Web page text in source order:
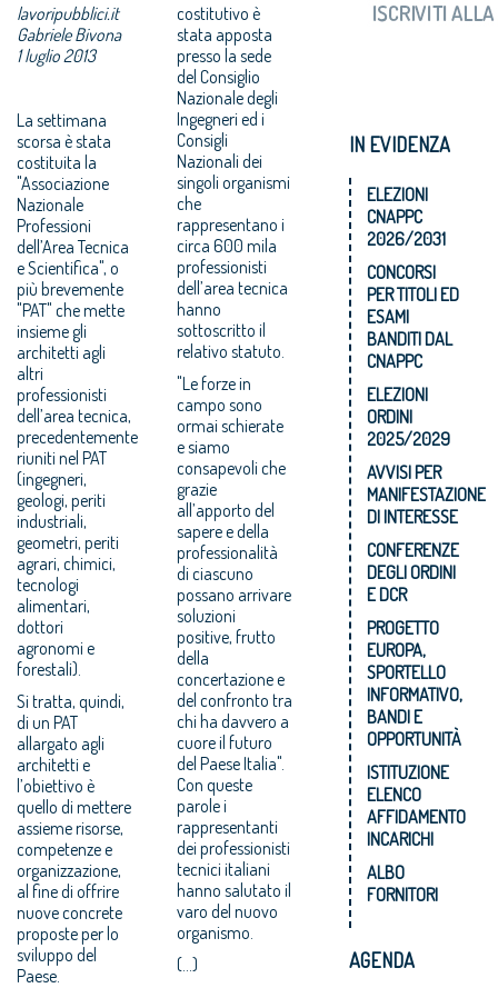
lavoripubblici.it
Gabriele Bivona
1 luglio 2013
La settimana
scorsa è stata
costituita la
"Associazione
Nazionale
Professioni
dell’Area Tecnica
e Scientifica", o
più brevemente
"PAT" che mette
insieme gli
architetti agli
altri
professionisti
dell’area tecnica,
precedentemente
riuniti nel PAT
(ingegneri,
geologi, periti
industriali,
geometri, periti
agrari, chimici,
tecnologi
alimentari,
dottori
agronomi e
forestali).
Si tratta, quindi,
di un PAT
allargato agli
architetti e
l’obiettivo è
quello di mettere
assieme risorse,
competenze e
organizzazione,
al fine di offrire
nuove concrete
proposte per lo
sviluppo del
Paese.
costitutivo è
stata apposta
presso la sede
del Consiglio
Nazionale degli
Ingegneri ed i
Consigli
Nazionali dei
singoli organismi
che
rappresentano i
circa 600 mila
professionisti
dell’area tecnica
hanno
sottoscritto il
relativo statuto.
"Le forze in
campo sono
ormai schierate
e siamo
consapevoli che
grazie
all’apporto del
sapere e della
professionalità
di ciascuno
possano arrivare
soluzioni
positive, frutto
della
concertazione e
del confronto tra
chi ha davvero a
cuore il futuro
del Paese Italia".
Con queste
parole i
rappresentanti
dei professionisti
tecnici italiani
hanno salutato il
varo del nuovo
organismo.
(...)
IN EVIDENZA
ELEZIONI
CNAPPC
2026/2031
CONCORSI
PER TITOLI ED
ESAMI
BANDITI DAL
CNAPPC
ELEZIONI
ORDINI
2025/2029
AVVISI PER
MANIFESTAZIONE
DI INTERESSE
CONFERENZE
DEGLI ORDINI
E DCR
PROGETTO
EUROPA,
SPORTELLO
INFORMATIVO,
BANDI E
OPPORTUNITÀ
ISTITUZIONE
ELENCO
AFFIDAMENTO
INCARICHI
ALBO
FORNITORI
AGENDA